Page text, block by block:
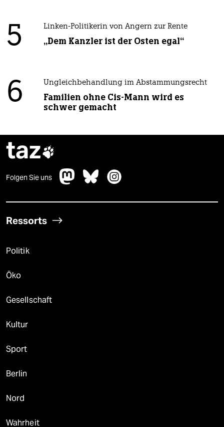
5 Linken-Politikerin von Angern zur Rente
„Dem Kanzler ist der Osten egal“
6 Ungleichbehandlung im Abstammungsrecht
Familien ohne Cis-Mann wird es
schwer gemacht
taz
Folgen Sie uns
Ressorts
Politik
Öko
Gesellschaft
Kultur
Sport
Berlin
Nord
Wahrheit